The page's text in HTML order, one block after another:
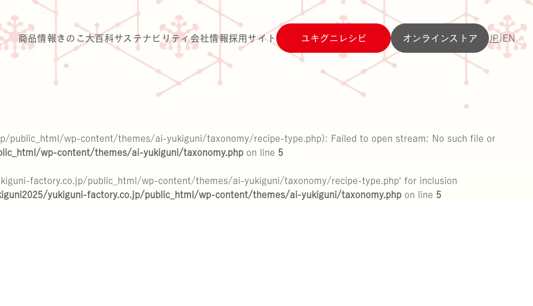
商品情報きのこ大百科サステナビリティ会社情報採用サイト ユキグニレシピ オンラインストア JP| EN
public_html/wp-content/themes/ai-yukiguni/taxonomy/recipe-type.php): Failed to open stream: No such file or
wp-content/themes/ai-yukiguni/taxonomy.php on line 5
factory.co.jp/public_html/wp-content/themes/ai-yukiguni/taxonomy/recipe-type.php' for inclusion
yukiguni-factory.co.jp/public_html/wp-content/themes/ai-yukiguni/taxonomy.php on line 5